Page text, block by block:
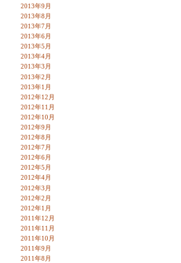
2013年9月
2013年8月
2013年7月
2013年6月
2013年5月
2013年4月
2013年3月
2013年2月
2013年1月
2012年12月
2012年11月
2012年10月
2012年9月
2012年8月
2012年7月
2012年6月
2012年5月
2012年4月
2012年3月
2012年2月
2012年1月
2011年12月
2011年11月
2011年10月
2011年9月
2011年8月